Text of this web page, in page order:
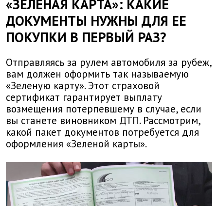
«ЗЕЛЕНАЯ КАРТА»: КАКИЕ
ДОКУМЕНТЫ НУЖНЫ ДЛЯ ЕЕ
ПОКУПКИ В ПЕРВЫЙ РАЗ?
Отправляясь за рулем автомобиля за рубеж,
вам должен оформить так называемую
«Зеленую карту». Этот страховой
сертификат гарантирует выплату
возмещения потерпевшему в случае, если
вы станете виновником ДТП. Рассмотрим,
какой пакет документов потребуется для
оформления «Зеленой карты».